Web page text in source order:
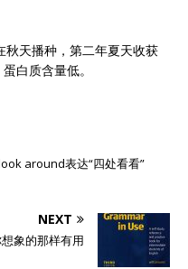
秋天播种，第二年夏天收获
白质含量低。
around表达“四处看看”
NEXT
象的那样有用